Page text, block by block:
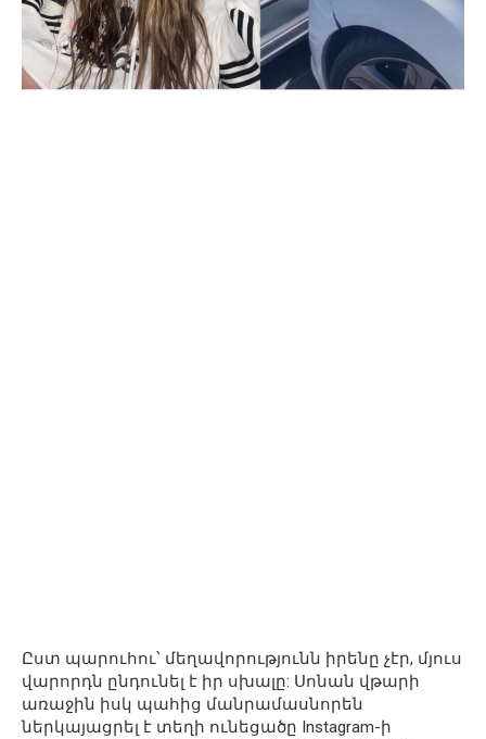
Ըստ պարուհու՝ մեղավորությունն իրենը չէր, մյուս
վարորդն ընդունել է իր սխալը: Սոնան վթարի
առաջին իսկ պահից մանրամասնորեն
ներկայացրել է տեղի ունեցածը Instagram-ի